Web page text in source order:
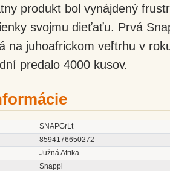
produkt bol vynájdený
svojmu dieťaťu. Prvá
na juhoafrickom veľtrhu v
predalo 4000 kusov.
SNAPGrLt
8594176650272
Južná Afrika
Snappi